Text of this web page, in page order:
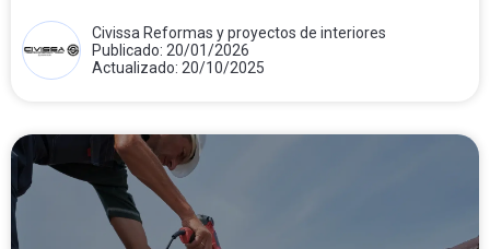
Civissa Reformas y proyectos de interiores
Publicado: 20/01/2026
Actualizado: 20/10/2025